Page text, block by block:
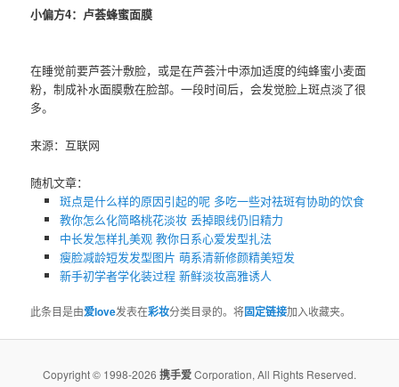
小偏方4：卢荟蜂蜜面膜
在睡觉前要芦荟汁敷脸，或是在芦荟汁中添加适度的纯蜂蜜小麦面
粉，制成补水面膜敷在脸部。一段时间后，会发觉脸上斑点淡了很
多。
来源：互联网
随机文章：
斑点是什么样的原因引起的呢 多吃一些对祛斑有协助的饮食
教你怎么化简略桃花淡妆 丢掉眼线仍旧精力
中长发怎样扎美观 教你日系心爱发型扎法
瘦脸减龄短发发型图片 萌系清新修颜精美短发
新手初学者学化装过程 新鲜淡妆高雅诱人
此条目是由爱love发表在彩妆分类目录的。将固定链接加入收藏夹。
Copyright © 1998-2026 携手爱Corporation, All Rights Reserved.